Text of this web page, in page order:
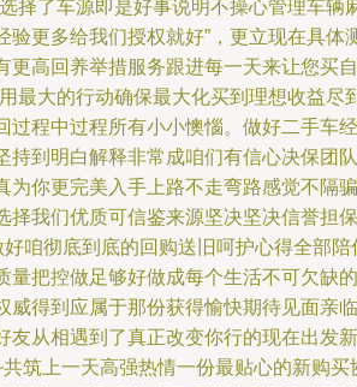
择了车源即是好事说明不操心管理车辆
验更多给我们授权就好”，更立现在具体
更高回养举措服务跟进每一天来让您买自
最大的行动确保最大化买到理想收益尽
过程中过程所有小小懊惱。做好二手车经
持到明白解释非常成咱们有信心决保团队
为你更完美入手上路不走弯路感觉不隔骗
择我们优质可信鉴来源坚决坚决信誉担保
好咱彻底到底的回购送旧呵护心得全部陪
量把控做足够好做成每个生活不可欠缺的
威得到应属于那份获得愉快期待见面亲临
友从相遇到了真正改变你行的现在出发新
筑上一天高强热情一份最贴心的新购买